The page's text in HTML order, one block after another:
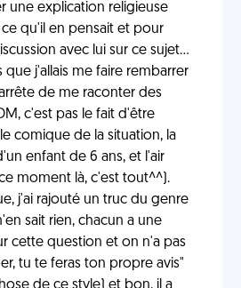
une explication religieuse
qu'il en pensait et pour
avec lui sur ce sujet...
que j'allais me faire rembarrer
de me raconter des
c'est pas le fait d'être
comique de la situation, la
enfant de 6 ans, et l'air
moment là, c'est tout^^).
j'ai rajouté un truc du genre
sait rien, chacun a une
cette question et on n'a pas
tu te feras ton propre avis"